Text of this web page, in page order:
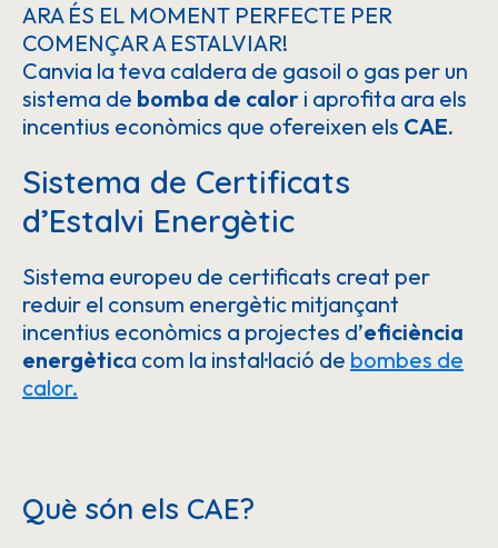
ARA ÉS EL MOMENT PERFECTE PER
COMENÇAR A ESTALVIAR!
Canvia la teva caldera de gasoil o gas per un
sistema de bomba de calor i aprofita ara els
incentius econòmics que ofereixen els CAE.
Sistema de Certificats
d’Estalvi Energètic
Sistema europeu de certificats creat per
reduir el consum energètic mitjançant
incentius econòmics a projectes d’eficiència
energètica com la instal·lació de bombes de
calor.
Què són els CAE?